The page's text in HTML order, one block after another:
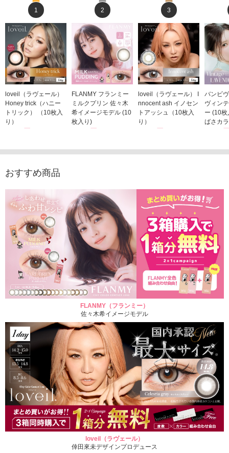
1
loveil（ラヴェール）
Honey trick（ハニー
トリック） （10枚入
り）
2
FLANMY フランミー
ミルクプリン 佐々木
希イメージモデル (10
枚入り)
3
loveil（ラヴェール） I
nnocent ash イノセン
トアッシュ（10枚入
り）
バンビ
ヴィン
ー (10
ばさカ
おすすめ商品
FLANMY（フランミー）
佐々木希イメージモデル
loveil（ラヴェール）
倖田來未デザインプロデュース